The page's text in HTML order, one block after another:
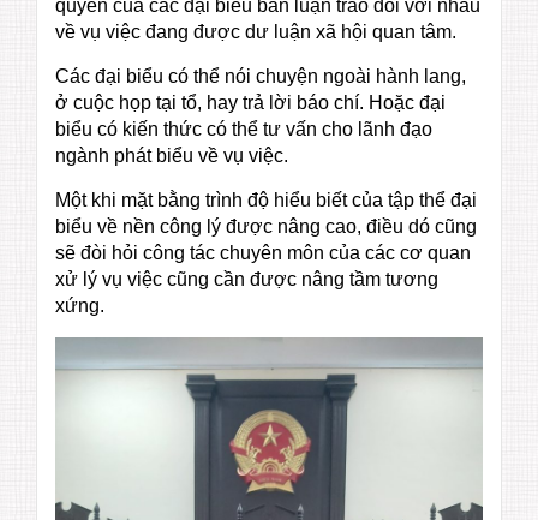
quyền của các đại biểu bàn luận trao đổi với nhau
về vụ việc đang được dư luận xã hội quan tâm.
Các đại biểu có thể nói chuyện ngoài hành lang,
ở cuộc họp tại tổ, hay trả lời báo chí. Hoặc đại
biểu có kiến thức có thể tư vấn cho lãnh đạo
ngành phát biểu về vụ việc.
Một khi mặt bằng trình độ hiểu biết của tập thể đại
biểu về nền công lý được nâng cao, điều dó cũng
sẽ đòi hỏi công tác chuyên môn của các cơ quan
xử lý vụ việc cũng cần được nâng tầm tương
xứng.